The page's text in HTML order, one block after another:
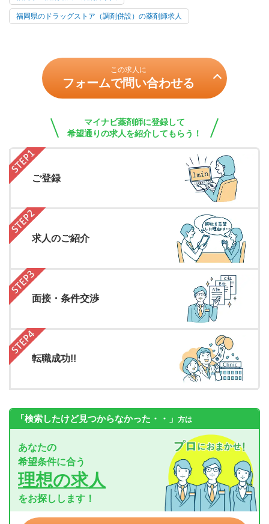
福岡県のドラッグストア（調剤併設）の薬剤師求人
この求人に
フォームで問い合わせる
マイナビ薬剤師に登録して
希望通りの求人を紹介してもらう！
ご登録
求人のご紹介
面接・条件交渉
転職成功!!
「検索したけど見つからなかった・・」 方は
あなたの
希望条件に合う
理想の求人
をお探しします！